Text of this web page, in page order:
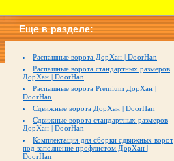
Еще в разделе:
Распашные ворота ДорХан | DoorHan
Распашные ворота стандартных размеров
ДорХан | DoorHan
Распашные ворота Premium ДорХан |
DoorHan
Сдвижные ворота ДорХан | DoorHan
Сдвижные ворота стандартных размеров
ДорХан | DoorHan
Комплектация для сборки сдвижных ворот
под заполнение профлистом ДорХан |
DoorHan